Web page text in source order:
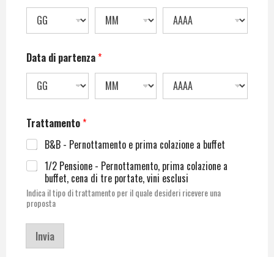
Data di partenza*
Trattamento*
B&B - Pernottamento e prima colazione a buffet
1/2 Pensione - Pernottamento, prima colazione a
buffet, cena di tre portate, vini esclusi
Indica il tipo di trattamento per il quale desideri ricevere una
proposta
Invia